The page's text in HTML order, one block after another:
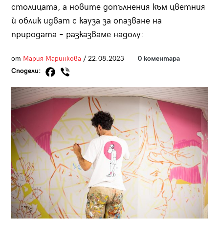
столицата, а новите допълнения към цветния
ѝ облик идват с кауза за опазване на
природата – разказваме надолу:
от Мария Маринкова / 22.08.2023
0 коментара
Сподели: